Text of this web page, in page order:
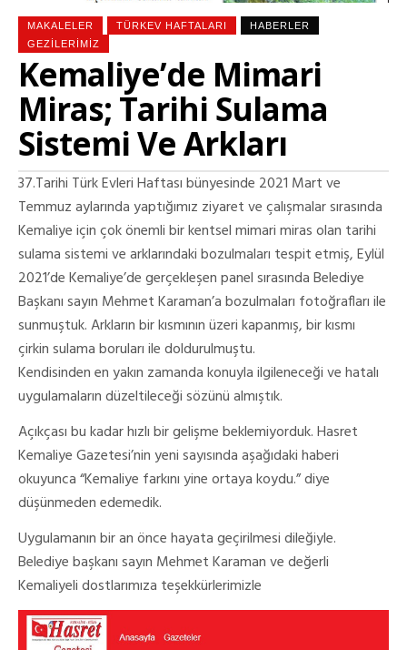
MAKALELER TÜRKEV HAFTALARI
HABERLER
GEZILERIMIZ
Kemaliye’de Mimari
Miras; Tarihi Sulama
Sistemi Ve Arkları
37.Tarihi Türk Evleri Haftası bünyesinde 2021 Mart ve
Temmuz aylarında yaptığımız ziyaret ve çalışmalar sırasında
Kemaliye için çok önemli bir kentsel mimari miras olan tarihi
sulama sistemi ve arklarındaki bozulmaları tespit etmiş, Eylül
2021’de Kemaliye’de gerçekleşen panel sırasında Belediye
Başkanı sayın Mehmet Karaman’a bozulmaları fotoğrafları ile
sunmuştuk. Arkların bir kısmının üzeri kapanmış, bir kısmı
çirkin sulama boruları ile doldurulmuştu.
Kendisinden en yakın zamanda konuyla ilgileneceği ve hatalı
uygulamaların düzeltileceği sözünü almıştık.
Açıkçası bu kadar hızlı bir gelişme beklemiyorduk. Hasret
Kemaliye Gazetesi’nin yeni sayısında aşağıdaki haberi
okuyunca “Kemaliye farkını yine ortaya koydu.” diye
düşünmeden edemedik.
Uygulamanın bir an önce hayata geçirilmesi dileğiyle.
Belediye başkanı sayın Mehmet Karaman ve değerli
Kemaliyeli dostlarımıza teşekkürlerimizle